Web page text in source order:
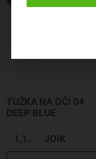
TUŽKA NA OČI 04
DEEP BLUE
JOIK